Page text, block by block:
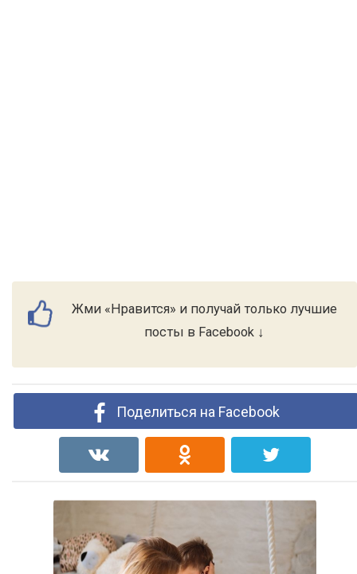
Жми «Нравится» и получай только лучшие
посты в Facebook ↓
Поделиться на Facebook